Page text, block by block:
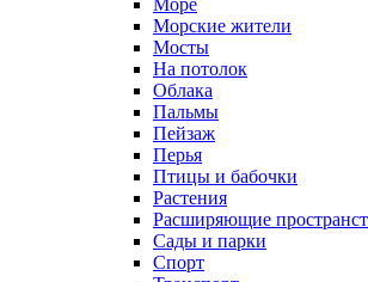
Море
Морские жители
Мосты
На потолок
Облака
Пальмы
Пейзаж
Перья
Птицы и бабочки
Растения
Расширяющие
Сады и парки
Спорт